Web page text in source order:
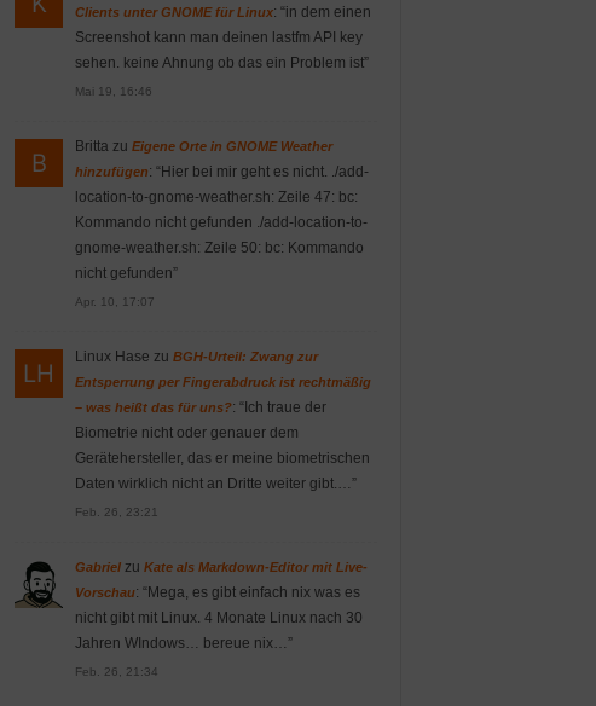
Clients unter GNOME für Linux: “in dem einen
Screenshot kann man deinen lastfm API key
sehen. keine Ahnung ob das ein Problem ist”
Mai 19, 16:46
Britta zu Eigene Orte in GNOME Weather
hinzufügen: “Hier bei mir geht es nicht. ./add-
location-to-gnome-weather.sh: Zeile 47: bc:
Kommando nicht gefunden ./add-location-to-
gnome-weather.sh: Zeile 50: bc: Kommando
nicht gefunden”
Apr. 10, 17:07
Linux Hase zu BGH-Urteil: Zwang zur
Entsperrung per Fingerabdruck ist rechtmäßig
– was heißt das für uns?: “Ich traue der
Biometrie nicht oder genauer dem
Gerätehersteller, das er meine biometrischen
Daten wirklich nicht an Dritte weiter gibt.… ”
Feb. 26, 23:21
Gabrielzu Kate als Markdown-Editor mit Live-
Vorschau: “Mega, es gibt einfach nix was es
nicht gibt mit Linux. 4 Monate Linux nach 30
Jahren WIndows… bereue nix… ”
Feb. 26, 21:34